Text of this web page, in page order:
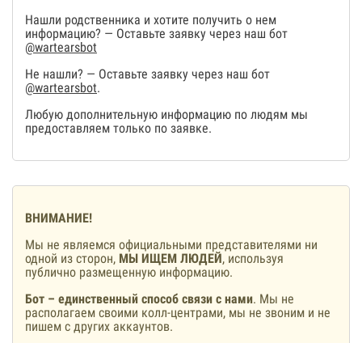
Нашли родственника и хотите получить о нем
информацию? — Оставьте заявку через наш бот
@wartearsbot
Не нашли? — Оставьте заявку через наш бот
@wartearsbot.
Любую дополнительную информацию по людям мы
предоставляем только по заявке.
ВНИМАНИЕ!
Мы не являемся официальными представителями ни
одной из сторон, МЫ ИЩЕМ ЛЮДЕЙ, используя
публично размещенную информацию.
Бот – единственный способ связи с нами. Мы не
располагаем своими колл-центрами, мы не звоним и не
пишем с других аккаунтов.